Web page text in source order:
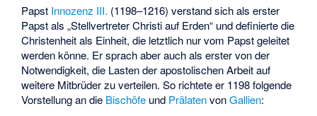
Papst Innozenz III. (1198–1216) verstand sich als erster
Papst als „Stellvertreter Christi auf Erden“ und definierte die
Christenheit als Einheit, die letztlich nur vom Papst geleitet
werden könne. Er sprach aber auch als erster von der
Notwendigkeit, die Lasten der apostolischen Arbeit auf
weitere Mitbrüder zu verteilen. So richtete er 1198 folgende
Vorstellung an die Bischöfe und PrälatenvonGallien: